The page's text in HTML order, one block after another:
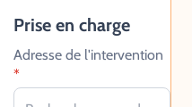
Prise en charge
Adresse de l'intervention
*